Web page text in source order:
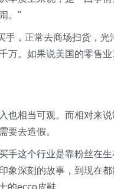
。"
，正常去商场扫货，
万。如果说美国的零售
也相当可观。而相对来
要去造假。
手这个行业是靠粉丝在
象深刻的故事，到现在
的ecco皮鞋。